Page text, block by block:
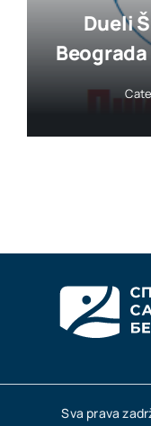
Dueli
Sva prava